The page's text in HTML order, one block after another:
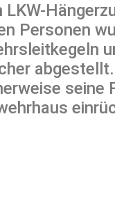
Personen
seine